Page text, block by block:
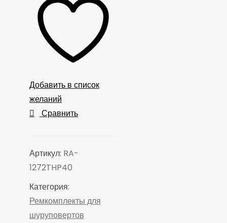
Ремкомплект
для
пневматического
шуруповерта
1272TH,
Добавить в список
желаний
Сравнить
Артикул: RA-
1272THP40
Категория:
Ремкомплекты для
шуруповертов